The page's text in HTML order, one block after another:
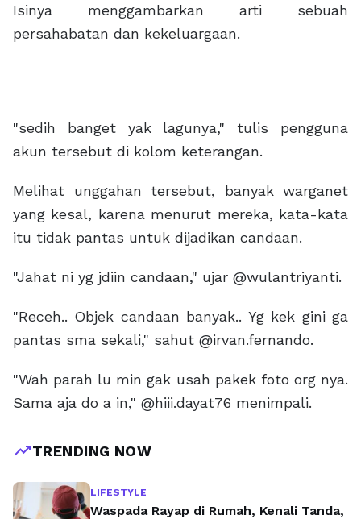
Isinya menggambarkan arti sebuah
persahabatan dan kekeluargaan.
"sedih banget yak lagunya," tulis pengguna
akun tersebut di kolom keterangan.
Melihat unggahan tersebut, banyak warganet
yang kesal, karena menurut mereka, kata-kata
itu tidak pantas untuk dijadikan candaan.
"Jahat ni yg jdiin candaan," ujar @wulantriyanti.
"Receh.. Objek candaan banyak.. Yg kek gini ga
pantas sma sekali," sahut @irvan.fernando.
"Wah parah lu min gak usah pakek foto org nya.
Sama aja do a in," @hiii.dayat76 menimpali.
trending_upTRENDING NOW
LIFESTYLE
Waspada Rayap di Rumah, Kenali Tanda,